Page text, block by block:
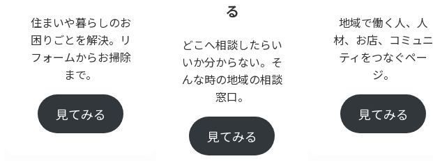
住まいや暮らしのお
困りごとを解決。リ
フォームからお掃除
まで。
見てみる
る
どこへ相談したらい
いか分からない。そ
んな時の地域の相談
窓口。
見てみる
地域で働く人、人
材、お店、コミュニ
ティをつなぐペー
ジ。
見てみる